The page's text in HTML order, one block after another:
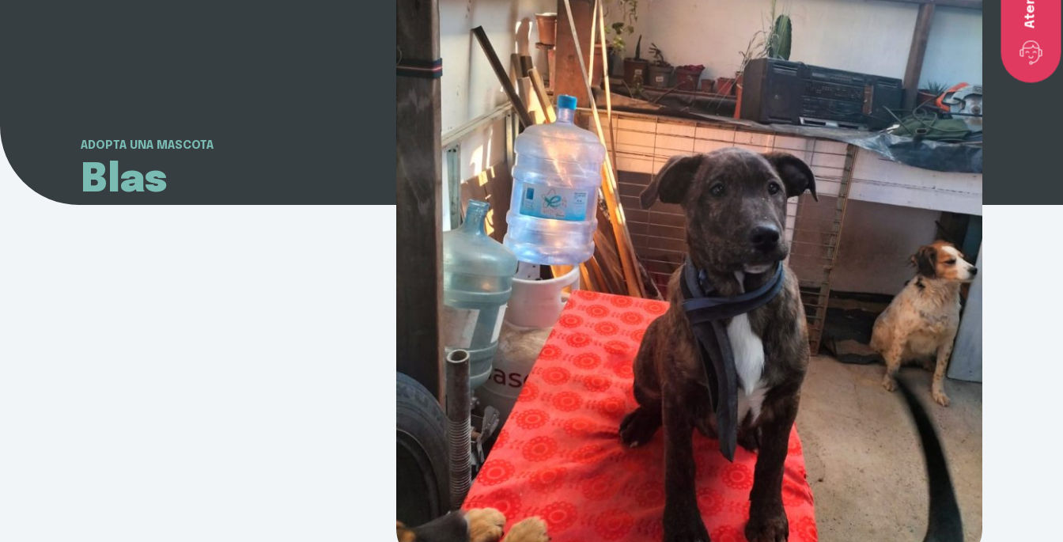
ADOPTA UNA MASCOTA
Blas